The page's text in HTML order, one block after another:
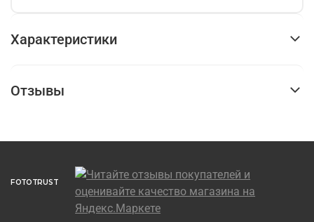
Характеристики
Отзывы
FOTOTRUST